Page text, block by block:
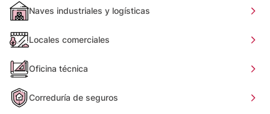
Naves industriales y logísticas
Locales comerciales
Oficina técnica
Correduría de seguros